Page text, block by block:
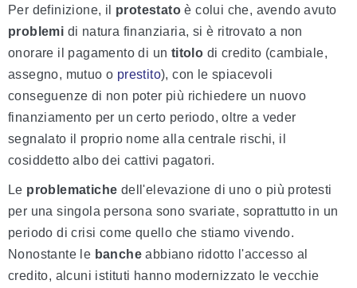
Per definizione, il protestato è colui che, avendo avuto
problemi di natura finanziaria, si è ritrovato a non
onorare il pagamento di un titolo di credito (cambiale,
assegno, mutuo o prestito), con le spiacevoli
conseguenze di non poter più richiedere un nuovo
finanziamento per un certo periodo, oltre a veder
segnalato il proprio nome alla centrale rischi, il
cosiddetto albo dei cattivi pagatori.
Le problematiche dell'elevazione di uno o più protesti
per una singola persona sono svariate, soprattutto in un
periodo di crisi come quello che stiamo vivendo.
Nonostante le banche abbiano ridotto l'accesso al
credito, alcuni istituti hanno modernizzato le vecchie